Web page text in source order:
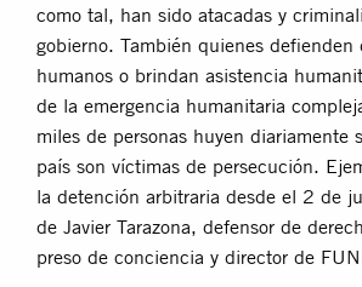
como tal, han sido atacadas y
gobierno. También quienes defienden
humanos o brindan asistencia
de la emergencia humanitaria
miles de personas huyen diariamente
país son víctimas de persecución.
la detención arbitraria desde el 2 de
de Javier Tarazona, defensor de
preso de conciencia y director de